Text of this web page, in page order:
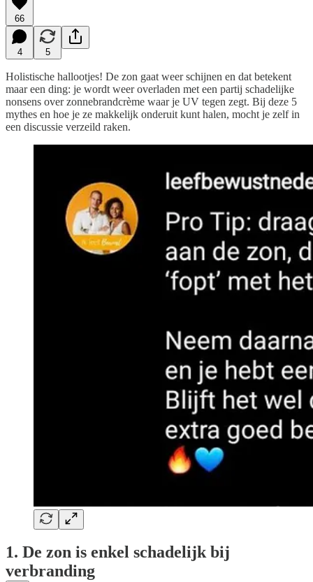
66
4 5
Holistische hallootjes! De zon gaat weer schijnen en dat betekent
maar een ding: je wordt weer overladen met een partij schadelijke
nonsens over zonnebrandcrème waar je UV tegen zegt. Bij deze 5
mythes en hoe je ze makkelijk onderuit kunt halen, mocht je zelf in
een discussie verzeild raken.
1. De zon is enkel schadelijk bij
verbranding